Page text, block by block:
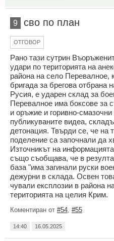
9 сво по план
ОТГОВОР
Рано тази сутрин
удари по територията на
района на село Перевалное,
бригада за брегова отбрана
Русия, е ударен склад за
Перевалное има боксове за
и оръжие и горивно-
публикуваните видеа,
детонация. Твърди се, че на
поделение са започнали да
Източникът на
също съобщава, че в
база "има загинали руски
дежурни в склада. Освен
чували експлозии в района
територията на целия Крим.
Коментиран от #54 #55
14:40 16.05.2025